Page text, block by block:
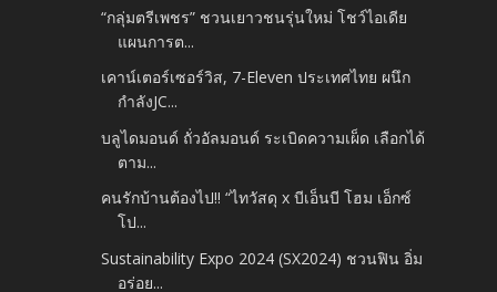
“กลุ่มตรีเพชร” ชวนเยาวชนรุ่นใหม่ โชว์ไอเดีย
แผนการต...
เคาน์เตอร์เซอร์วิส, 7-Eleven ประเทศไทย ผนึก
กำลังJC...
บลูไดมอนด์ ถั่วอัลมอนด์ ระเบิดความเผ็ด เลือกได้
ตาม...
คนรักบ้านต้องไป!! “ไทวัสดุ x บีเอ็นบี โฮม เอ็กซ์
โป...
Sustainability Expo 2024 (SX2024) ชวนฟิน อิ่ม
อร่อย...